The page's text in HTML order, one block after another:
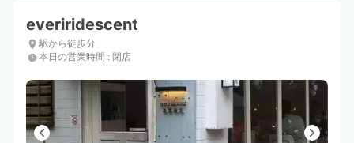
everiridescent
駅から徒歩分
本日の営業時間 : 閉店